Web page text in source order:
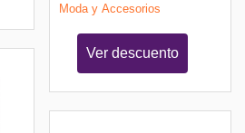
Moda y Accesorios
Ver descuento